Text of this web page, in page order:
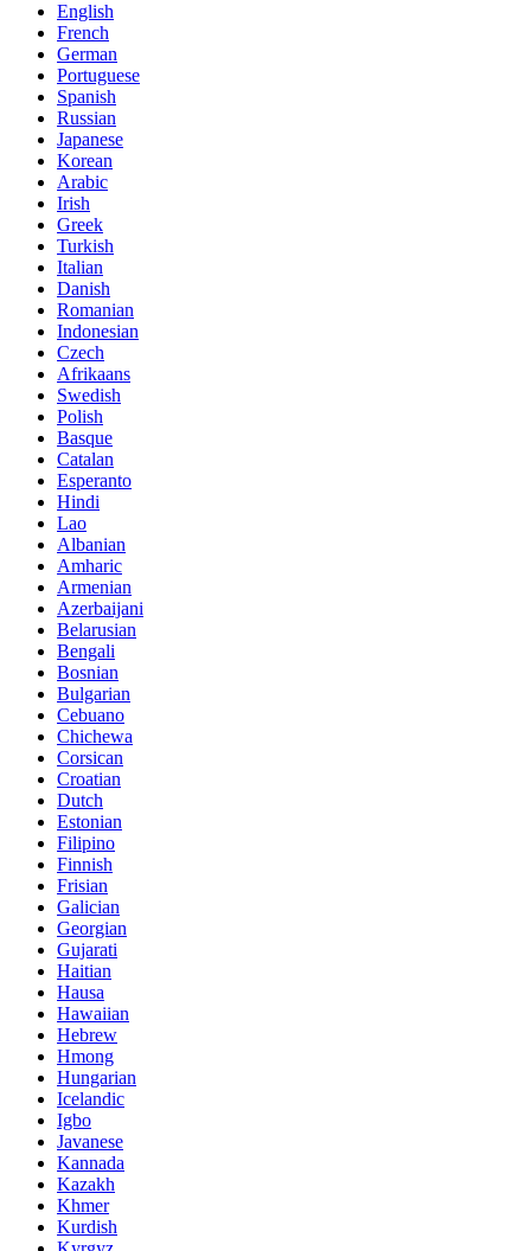
English
French
German
Portuguese
Spanish
Russian
Japanese
Korean
Arabic
Irish
Greek
Turkish
Italian
Danish
Romanian
Indonesian
Czech
Afrikaans
Swedish
Polish
Basque
Catalan
Esperanto
Hindi
Lao
Albanian
Amharic
Armenian
Azerbaijani
Belarusian
Bengali
Bosnian
Bulgarian
Cebuano
Chichewa
Corsican
Croatian
Dutch
Estonian
Filipino
Finnish
Frisian
Galician
Georgian
Gujarati
Haitian
Hausa
Hawaiian
Hebrew
Hmong
Hungarian
Icelandic
Igbo
Javanese
Kannada
Kazakh
Khmer
Kurdish